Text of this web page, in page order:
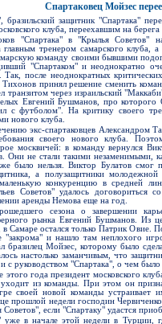
Трансляции матчей
Прочее
Спартаковец Мойзес
защитник "Спартака"
клуба, переехавшим на берега
"Спартака" в "Крылья Советов"
главным тренером самарского
команду своими бывшими
"Спартаком" и неоднократно
Так, после неоднократных
принял решение сменить
транзитом через израильский
Евгений Бушманов, про которого
с футболом". На критику своего
нового клуба.
экс-спартаковцев Александром
своего нового клуба.
москвичей: в команду вернулся
Они не стали такими незаменимыми,
было нельзя. Виктор Булатов
а полузащитники
конкуренцию в средней
Советов" удалось договориться
аренды Немова еще на год.
сезона о завершении
рынка Евгений Бушманов. Из
в Самаре остался только Патрик Овие.
и нашло там неплохого
бразилец Мойзес, которому было
настолько заманчивым, что
и с руководством "Спартака", о чем
этого года президент московского
из команды. При этом он
своей новой команды устраивает
прошлой недели господин
Советов", если "Спартаку" удастся
в начале этой недели в Турции,